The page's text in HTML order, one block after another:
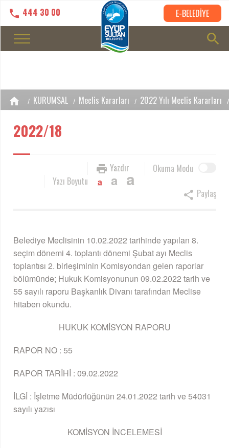
444 30 00 E-BELEDİYE
KURUMSAL Meclis Kararları 2022 Yılı Meclis Kararları
2022/18
Okuma Modu
Yazdır
Yazı Boyutu
a a a
Paylaş
Belediye Meclisinin 10.02.2022 tarihinde yapılan 8.
seçim dönemi 4. toplantı dönemi Şubat ayı Meclis
toplantısı 2. birleşiminin Komisyondan gelen raporlar
bölümünde; Hukuk Komisyonunun 09.02.2022 tarih ve
55 sayılı raporu Başkanlık Divanı tarafından Meclise
hitaben okundu.
HUKUK KOMİSYON RAPORU
RAPOR NO : 55
RAPOR TARİHİ : 09.02.2022
İLGİ : İşletme Müdürlüğünün 24.01.2022 tarih ve 54031
sayılı yazısı
KOMİSYON İNCELEMESİ